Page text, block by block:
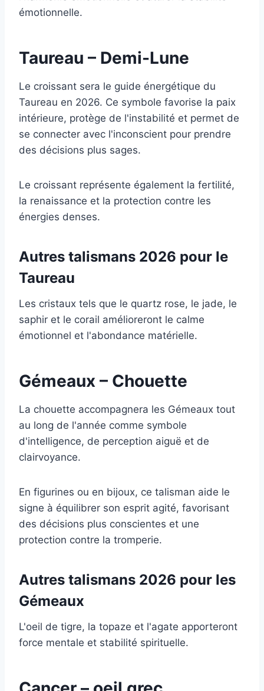
émotionnelle.
Taureau – Demi-Lune
Le croissant sera le guide énergétique du
Taureau en 2026. Ce symbole favorise la paix
intérieure, protège de l'instabilité et permet de
se connecter avec l'inconscient pour prendre
des décisions plus sages.
Le croissant représente également la fertilité,
la renaissance et la protection contre les
énergies denses.
Autres talismans 2026 pour le
Taureau
Les cristaux tels que le quartz rose, le jade, le
saphir et le corail amélioreront le calme
émotionnel et l'abondance matérielle.
Gémeaux – Chouette
La chouette accompagnera les Gémeaux tout
au long de l'année comme symbole
d'intelligence, de perception aiguë et de
clairvoyance.
En figurines ou en bijoux, ce talisman aide le
signe à équilibrer son esprit agité, favorisant
des décisions plus conscientes et une
protection contre la tromperie.
Autres talismans 2026 pour les
Gémeaux
L'oeil de tigre, la topaze et l'agate apporteront
force mentale et stabilité spirituelle.